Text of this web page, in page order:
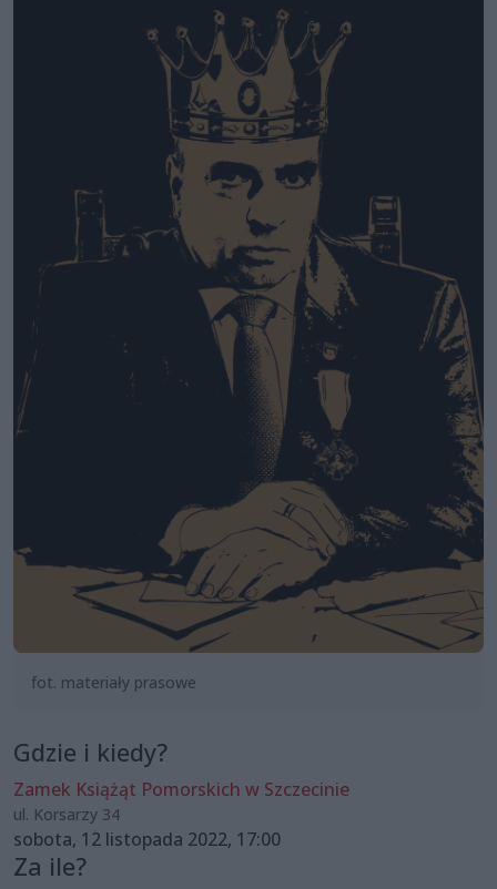
fot. materiały prasowe
Gdzie i kiedy?
Zamek Książąt Pomorskich w Szczecinie
ul. Korsarzy 34
sobota, 12 listopada 2022, 17:00
Za ile?